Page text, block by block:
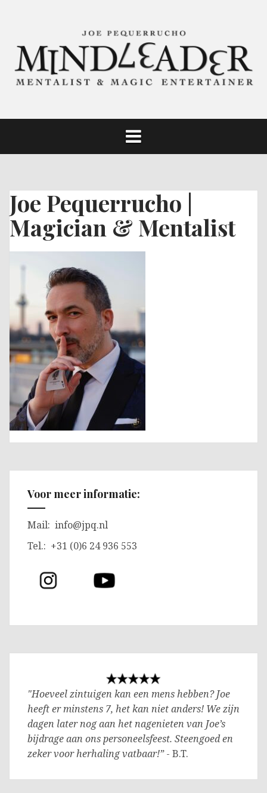
Joe Pequerrucho |
Magician & Mentalist
Voor meer informatie:
Mail: info@jpq.nl
Tel.: +31 (0)6 24 936 553
"Hoeveel zintuigen kan een mens hebben? Joe
heeft er minstens 7, het kan niet anders! We zijn
dagen later nog aan het nagenieten van Joe’s
bijdrage aan ons personeelsfeest. Steengoed en
zeker voor herhaling vatbaar!”- B.T.